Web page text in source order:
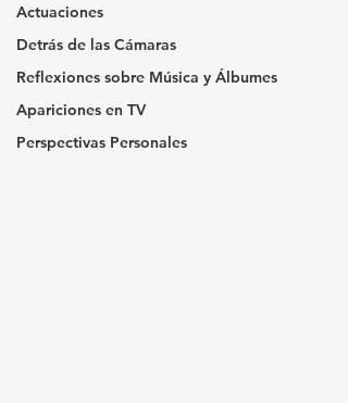
Actuaciones
Detrás de las Cámaras
Reflexiones sobre Música y Álbumes
Apariciones en TV
Perspectivas Personales